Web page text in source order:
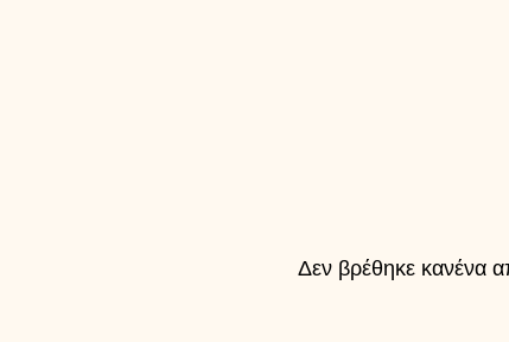
Δεν βρέθηκε κανένα